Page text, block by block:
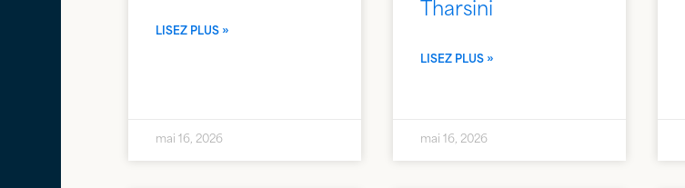
LISEZ PLUS »
mai 16, 2026
Tharsini
LISEZ PLUS »
mai 16, 2026